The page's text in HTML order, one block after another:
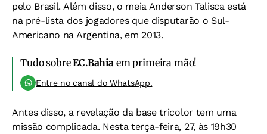
pelo Brasil. Além disso, o meia Anderson Talisca está
na pré-lista dos jogadores que disputarão o Sul-
Americano na Argentina, em 2013.
Tudo sobreEC.Bahiaem primeira mão!
Entre no canal do WhatsApp.
Antes disso, a revelação da base tricolor tem uma
missão complicada. Nesta terça-feira, 27, às 19h30